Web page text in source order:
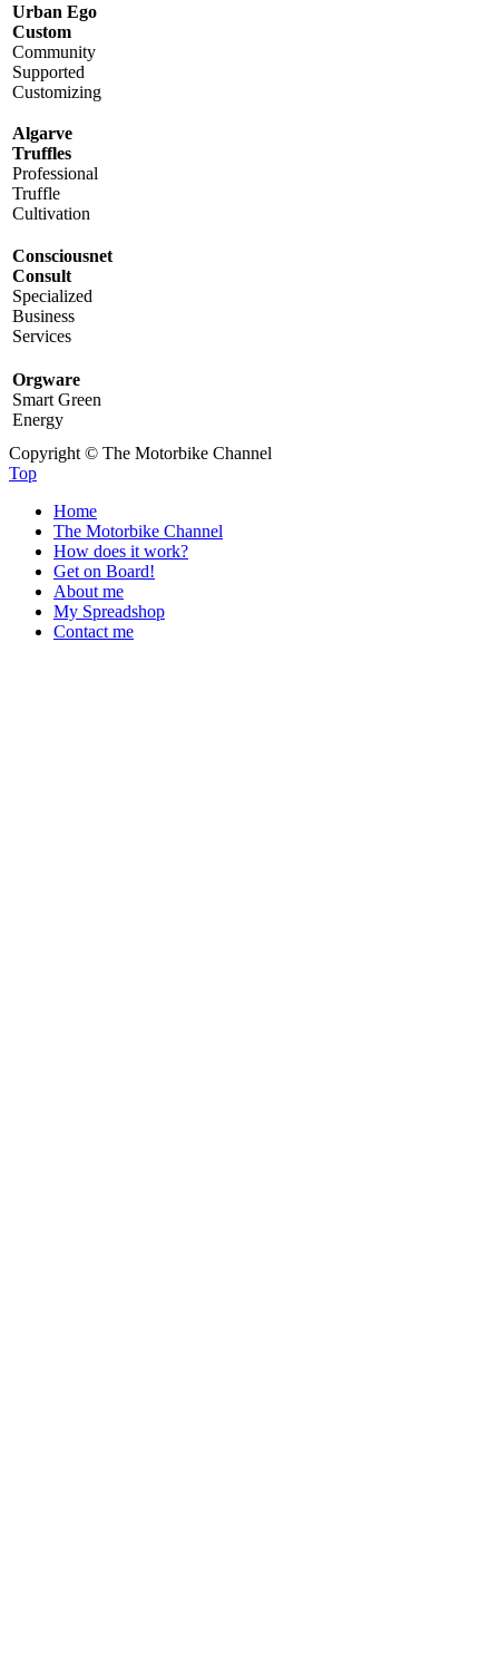
Urban Ego
Custom
Community
Supported
Customizing
Algarve
Truffles
Professional
Truffle
Cultivation
Consciousnet
Consult
Specialized
Business
Services
Orgware
Smart Green
Energy
Copyright © The Motorbike Channel
Top
Home
The Motorbike Channel
How does it work?
Get on Board!
About me
My Spreadshop
Contact me